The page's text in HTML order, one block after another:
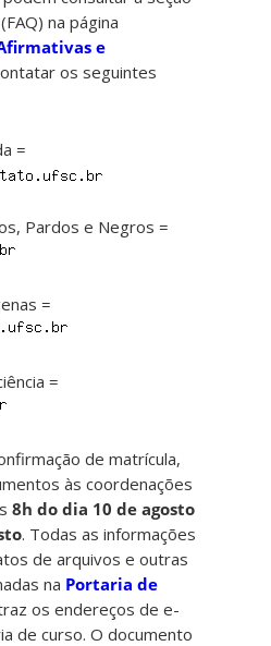
na página
e
os seguintes
=
Pardos e Negros =
=
=
de matrícula,
às coordenações
8h do dia 10 de agosto
. Todas as informações
de arquivos e outras
na Portaria de
os endereços de e-
de curso. O documento